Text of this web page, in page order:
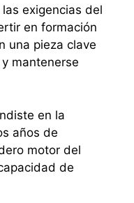
exigencias del
en formación
una pieza clave
mantenerse
en la
años de
motor del
de